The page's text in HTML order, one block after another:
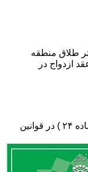
طلاق منطقه
ازدواج در
دفتر طلاق،باید در ثبت طلاق گواهی عدم امکان سازش (مخصوص طلاق توافقی و یا طلاق به تقاضای مرد ) و لازم ضروری حکم دادگاه (در طلاق به تقاضای زن ) را مطالبه و اخذ نمایند.( ماده ۲۴ ) در قوانین